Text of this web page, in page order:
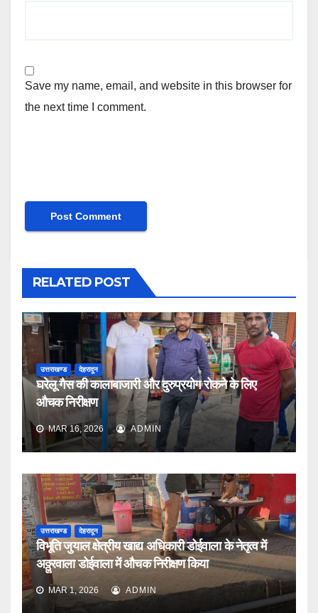
Save my name, email, and website in this browser for
the next time I comment.
RELATED POST
उत्तराखण्ड देहरादून
घरेलू गैस की कालाबाजारी और दुरुप्रयोग रोकने के लिए
औचक निरीक्षण
MAR 16, 2026 ADMIN
उत्तराखण्ड देहरादून
विभूति जुयाल क्षेत्रीय खाद्य अधिकारी डोईवाला के नेतृत्व में
अठ्ठुरवाला डोईवाला में औचक निरीक्षण किया
MAR 1, 2026 ADMIN